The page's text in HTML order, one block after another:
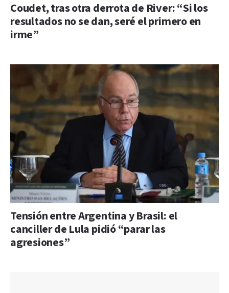
Coudet, tras otra derrota de River: “Si los
resultados no se dan, seré el primero en
irme”
Tensión entre Argentina y Brasil: el
canciller de Lula pidió “parar las
agresiones”